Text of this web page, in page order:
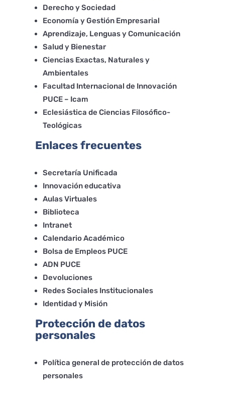
Derecho y Sociedad
Economía y Gestión Empresarial
Aprendizaje, Lenguas y Comunicación
Salud y Bienestar
Ciencias Exactas, Naturales y
Ambientales
Facultad Internacional de Innovación
PUCE – Icam
Eclesiástica de Ciencias Filosófico-
Teológicas
Enlaces frecuentes
Secretaría Unificada
Innovación educativa
Aulas Virtuales
Biblioteca
Intranet
Calendario Académico
Bolsa de Empleos PUCE
ADN PUCE
Devoluciones
Redes Sociales Institucionales
Identidad y Misión
Protección de datos
personales
Política general de protección de datos
personales